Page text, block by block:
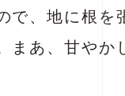
で、地に根を
まあ、甘やか